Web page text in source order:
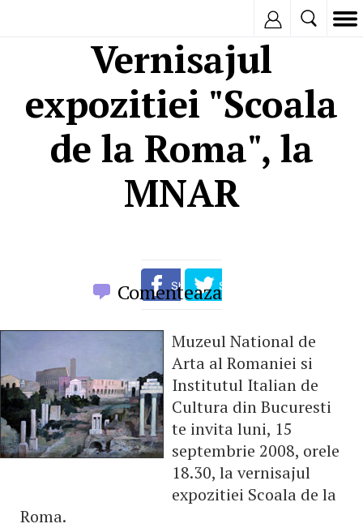
Vernisajul
expozitiei "Scoala
de la Roma", la
MNAR
Comenteaza
Muzeul National de
Arta al Romaniei si
Institutul Italian de
Cultura din Bucuresti
te invita luni, 15
septembrie 2008, orele
18.30, la vernisajul
expozitiei Scoala de la
Roma.